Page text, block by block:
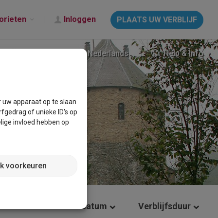
Inloggen PLAATS UW VERBLIJF
Nederlands Help & Info
Aankomst datum Verblijfsduur
apparaat op te slaan
of unieke ID's op
invloed hebben op
voorkeuren